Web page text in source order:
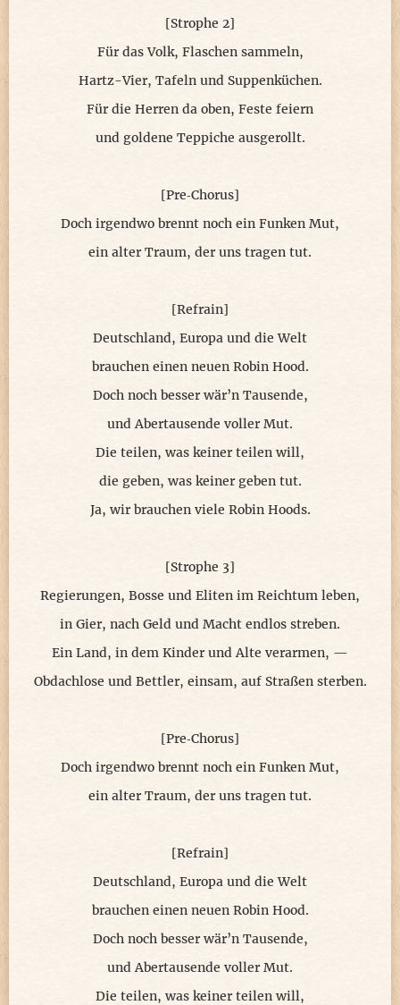
[Strophe 2]
Für das Volk, Flaschen sammeln,
Hartz-Vier, Tafeln und Suppenküchen.
Für die Herren da oben, Feste feiern
und goldene Teppiche ausgerollt.
[Pre‑Chorus]
Doch irgendwo brennt noch ein Funken Mut,
ein alter Traum, der uns tragen tut.
[Refrain]
Deutschland, Europa und die Welt
brauchen einen neuen Robin Hood.
Doch noch besser wär’n Tausende,
und Abertausende voller Mut.
Die teilen, was keiner teilen will,
die geben, was keiner geben tut.
Ja, wir brauchen viele Robin Hoods.
[Strophe 3]
Regierungen, Bosse und Eliten im Reichtum leben,
in Gier, nach Geld und Macht endlos streben.
Ein Land, in dem Kinder und Alte verarmen, —
Obdachlose und Bettler, einsam, auf Straßen sterben.
[Pre‑Chorus]
Doch irgendwo brennt noch ein Funken Mut,
ein alter Traum, der uns tragen tut.
[Refrain]
Deutschland, Europa und die Welt
brauchen einen neuen Robin Hood.
Doch noch besser wär’n Tausende,
und Abertausende voller Mut.
Die teilen, was keiner teilen will,